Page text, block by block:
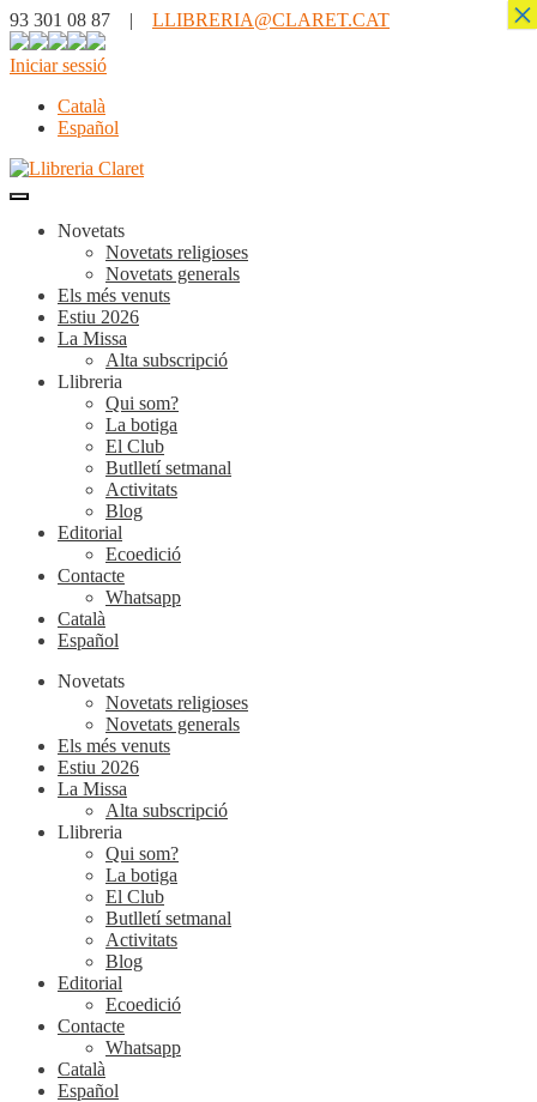
93 301 08 87 | LLIBRERIA@CLARET.CAT
Iniciar sessió
Català
Español
Novetats
Novetats religioses
Novetats generals
Els més venuts
Estiu 2026
La Missa
Alta subscripció
Llibreria
Qui som?
La botiga
El Club
Butlletí setmanal
Activitats
Blog
Editorial
Ecoedició
Contacte
Whatsapp
Català
Español
Novetats
Novetats religioses
Novetats generals
Els més venuts
Estiu 2026
La Missa
Alta subscripció
Llibreria
Qui som?
La botiga
El Club
Butlletí setmanal
Activitats
Blog
Editorial
Ecoedició
Contacte
Whatsapp
Català
Español
×